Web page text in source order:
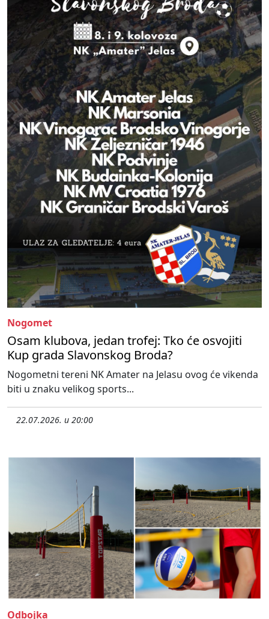
Nogomet
Osam klubova, jedan trofej: Tko će osvojiti
Kup grada Slavonskog Broda?
Nogometni tereni NK Amater na Jelasu ovog će vikenda
biti u znaku velikog sports...
22.07.2026. u 20:00
Odbojka